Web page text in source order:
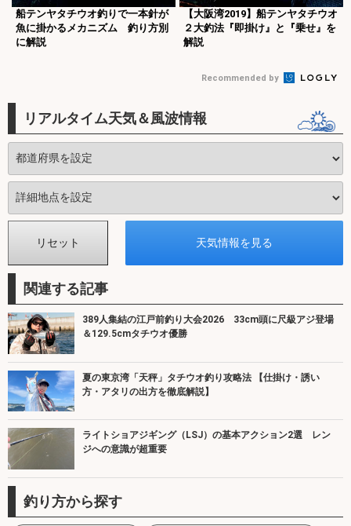
船テンヤタチウオ釣りで一本針が
魚に掛かるメカニズム 釣り方別
に解説
【大阪湾2019】船テンヤタチウオ
２大釣法『即掛け』と『乗せ』を
解説
Recommended by
リアルタイム天気＆風波情報
関連する記事
389人集結の江戸前釣り大会2026 33cm頭に尺級アジ登場
＆129.5cmタチウオ優勝
夏の東京湾「天秤」タチウオ釣り攻略法 【仕掛け・誘い
方・アタリの出方を徹底解説】
ライトショアジギング（LSJ）の基本アクション2選 レン
ジへの意識が超重要
釣り方から探す